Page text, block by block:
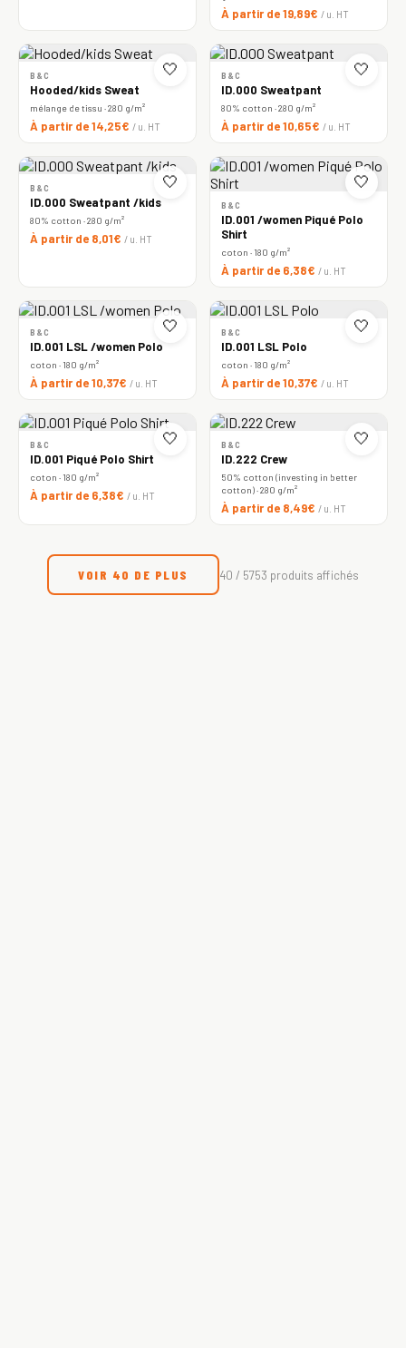
À partir de 19,89€ / u. HT
🤍
B&C
Hooded/kids Sweat
mélange de tissu · 280 g/m²
À partir de 14,25€ / u. HT
🤍
B&C
ID.000 Sweatpant
80% cotton · 280 g/m²
À partir de 10,65€ / u. HT
🤍
B&C
ID.000 Sweatpant /kids
80% cotton · 280 g/m²
À partir de 8,01€ / u. HT
🤍
B&C
ID.001 /women Piqué Polo
Shirt
coton · 180 g/m²
À partir de 6,38€ / u. HT
🤍
B&C
ID.001 LSL /women Polo
coton · 180 g/m²
À partir de 10,37€ / u. HT
🤍
B&C
ID.001 LSL Polo
coton · 180 g/m²
À partir de 10,37€ / u. HT
🤍
B&C
ID.001 Piqué Polo Shirt
coton · 180 g/m²
À partir de 6,38€ / u. HT
🤍
B&C
ID.222 Crew
50% cotton (investing in better
cotton) · 280 g/m²
À partir de 8,49€ / u. HT
VOIR 40 DE PLUS 40 / 5753 produits affichés